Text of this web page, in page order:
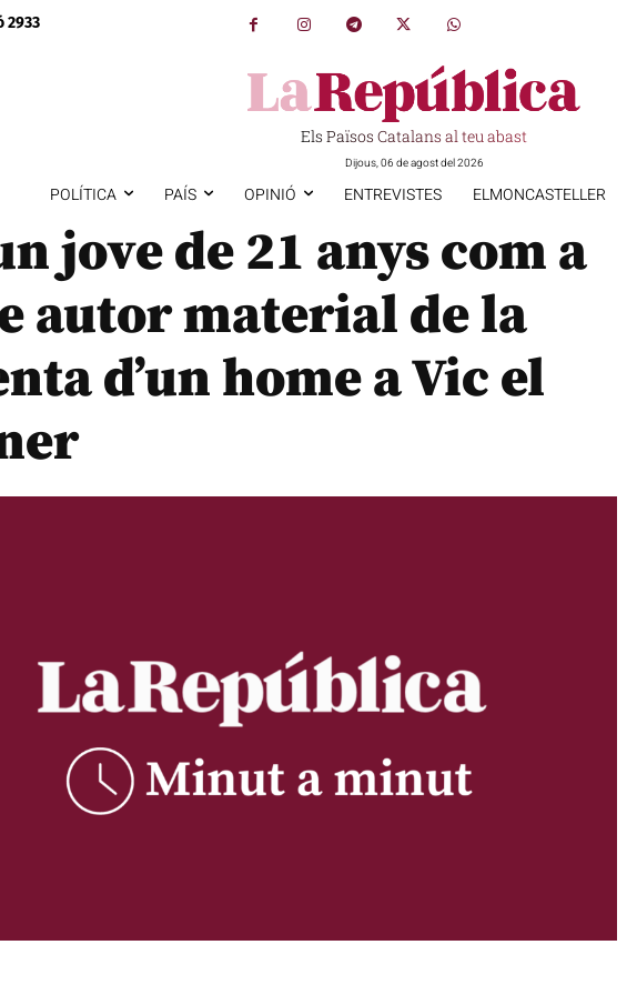
2933
Els Països Catalans al teu abast
Dijous, 06 de agost del 2026
POLÍTICA PAÍS OPINIÓ ENTREVISTES ELMONCASTELLER
jove de 21 anys com a
autor material de la
d’un home a Vic el